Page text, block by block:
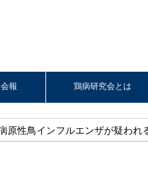
報 鶏病研究会とは
原性鳥インフルエンザが疑われ